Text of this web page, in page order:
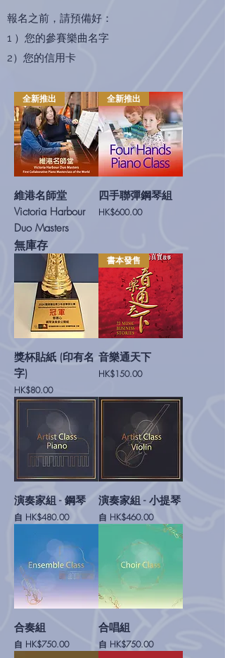
報名之前，請預備好：
1 ）您的參賽樂曲名字
2）您的信用卡
全新推出
維港名師堂
Victoria Harbour
Duo Masters
無庫存
全新推出
四手聯彈鋼琴組
價格
HK$600.00
獎杯貼紙 (印有名
字)
價格
HK$80.00
書本發售
音樂通天下
價格
HK$150.00
演奏家組 - 鋼琴
自 HK$480.00
促銷價格
演奏家組 - 小提琴
自 HK$460.00
促銷價格
合奏組
自 HK$750.00
促銷價格
合唱組
自 HK$750.00
促銷價格